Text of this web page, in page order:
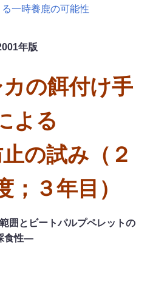
一時養鹿の可能性
年版
の餌付け手
よる
の試み（２
；３年目）
囲とビートパルプペレットの
食性―